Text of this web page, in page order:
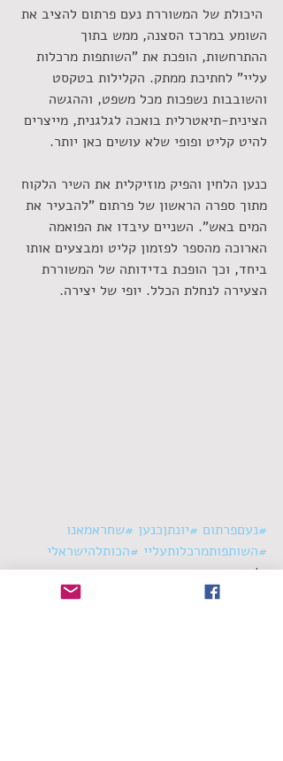
היכולת של המשוררת נעם פרתום להציב את
השומע במרכז הסצנה, ממש בתוך
ההתרחשות, הופכת את "השותפות מרכלות
עליי" לחתיכת ממתק. הקלילות בטקסט
והשובבות נשפכות מכל משפט, וההגשה
הצינית-תיאטרלית בואכה לגלגנית, מייצרים
להיט קליט ופופי שלא עושים כאן יותר.
כנען הלחין והפיק מוזיקלית את השיר הלקוח
מתוך ספרה הראשון של פרתום "להבעיר את
המים באש". השניים עיבדו את הפואמה
הארוכה מהספר לפזמון קליט ומבצעים אותו
ביחד, וכך הופכת בדידותה של המשוררת
הצעירה לנחלת הכלל. יופי של יצירה.
#נעםפרתום #יונתןכנען #שחראמאנו
#השותפותמרכלותעליי #הכותלהישראלי
סינגלים